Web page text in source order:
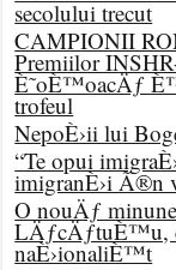
secolului trecut
CAMPIONII
Premiilor
È˜oÈ™oacÄƒ
trofeul
NepoÈ›ii lui
“Te opui
imigranÈ›i Ã®n
O nouÄƒ
LÄƒcÄƒtuÈ™u,
naÈ›ionaliÈ™t